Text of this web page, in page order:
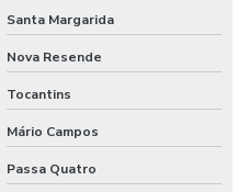
Santa Margarida
Nova Resende
Tocantins
Mário Campos
Passa Quatro